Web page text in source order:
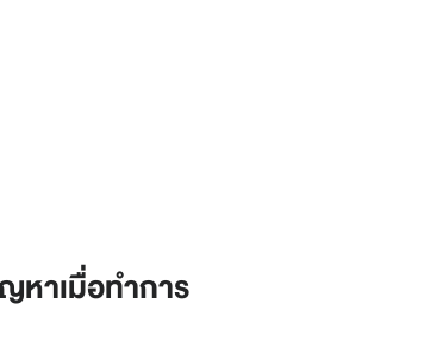
หาเมื่อทำการ